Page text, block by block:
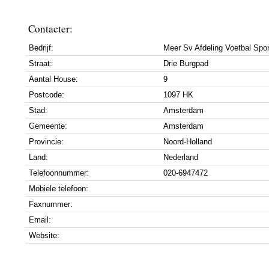
Contacter:
Bedrijf:
Meer Sv Afdeling Voetbal
Straat:
Drie Burgpad
Aantal House:
9
Postcode:
1097 HK
Stad:
Amsterdam
Gemeente:
Amsterdam
Provincie:
Noord-Holland
Land:
Nederland
Telefoonnummer:
020-6947472
Mobiele telefoon:
Faxnummer:
Email:
Website: